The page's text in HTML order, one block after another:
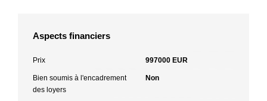
Aspects financiers
Prix 997000 EUR
Bien soumis à l'encadrement
des loyers
Non